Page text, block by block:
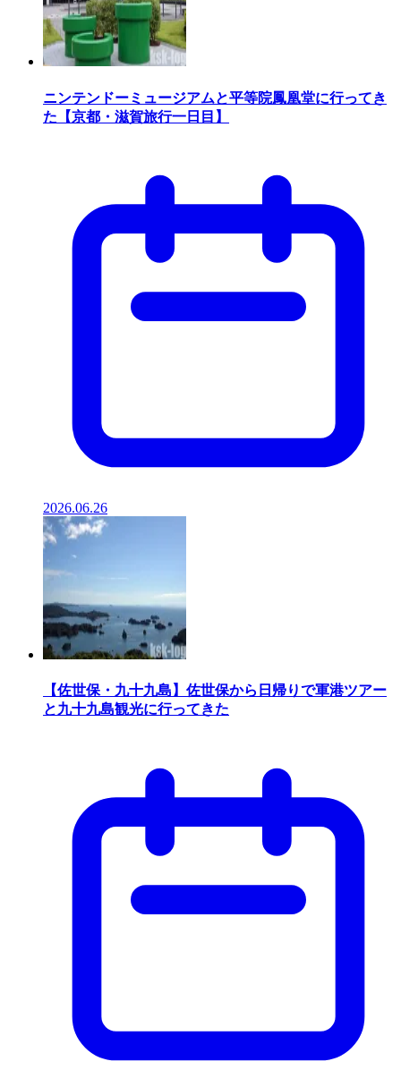
ニンテンドーミュージアムと平等院鳳凰堂に行ってき
た【京都・滋賀旅行一日目】
2026.06.26
【佐世保・九十九島】佐世保から日帰りで軍港ツアー
と九十九島観光に行ってきた